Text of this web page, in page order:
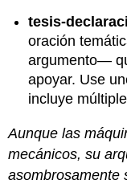
tesis-
oración
argumento—
apoyar. Use
incluye
Aunque las
mecánicos, su
asombrosamente